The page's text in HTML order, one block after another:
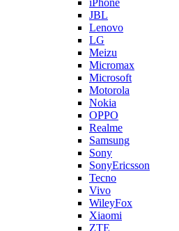
iPhone
JBL
Lenovo
LG
Meizu
Micromax
Microsoft
Motorola
Nokia
OPPO
Realme
Samsung
Sony
SonyEricsson
Tecno
Vivo
WileyFox
Xiaomi
ZTE